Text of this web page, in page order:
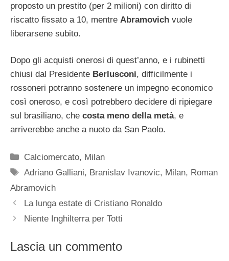
proposto un prestito (per 2 milioni) con diritto di
riscatto fissato a 10, mentre Abramovich vuole
liberarsene subito.
Dopo gli acquisti onerosi di quest’anno, e i rubinetti
chiusi dal Presidente Berlusconi, difficilmente i
rossoneri potranno sostenere un impegno economico
così oneroso, e così potrebbero decidere di ripiegare
sul brasiliano, che costa meno della metà, e
arriverebbe anche a nuoto da San Paolo.
Categorie
Calciomercato, Milan
Tag
Adriano Galliani, Branislav Ivanovic, Milan, Roman
Abramovich
La lunga estate di Cristiano Ronaldo
Niente Inghilterra per Totti
Lascia un commento